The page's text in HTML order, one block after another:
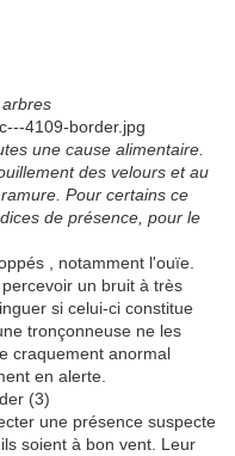
une cause alimentaire.
des velours et au
Pour certains ce
de présence, pour le
, notamment l'ouïe.
un bruit à très
si celui-ci constitue
tronçonneuse ne les
craquement anormal
en alerte.
une présence suspecte
soient à bon vent. Leur